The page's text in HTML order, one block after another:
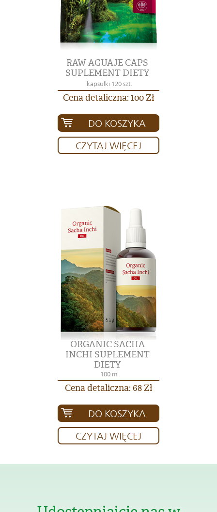
RAW AGUAJE CAPS
SUPLEMENT DIETY
kapsułki 120 szt.
Cena detaliczna: 100 Zł
DO KOSZYKA
CZYTAJ WIĘCEJ
ORGANIC SACHA
INCHI SUPLEMENT
DIETY
100 ml
Cena detaliczna: 68 Zł
DO KOSZYKA
CZYTAJ WIĘCEJ